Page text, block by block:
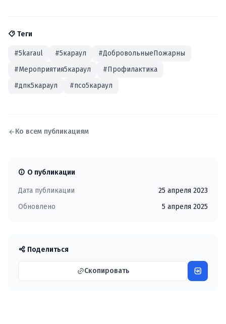
Теги
#5karaul #5караул
#ДобровольныеПожарны
#Мероприятия5караул
#Профилактика
#дпк5караул
#псо5караул
Ко всем публикациям
О публикации
Дата публикации
25 апреля 2023
Обновлено
5 апреля 2025
Поделиться
Скопировать